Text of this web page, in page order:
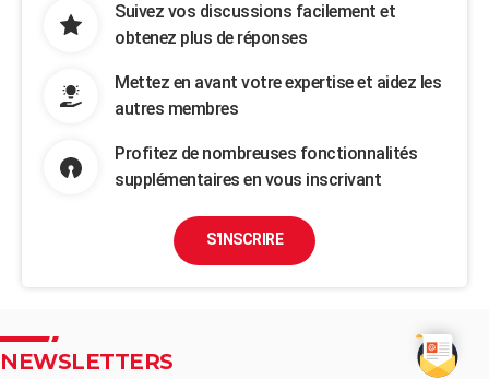
Suivez vos discussions facilement et
obtenez plus de réponses
Mettez en avant votre expertise et aidez les
autres membres
Profitez de nombreuses fonctionnalités
supplémentaires en vous inscrivant
S'INSCRIRE
NEWSLETTERS